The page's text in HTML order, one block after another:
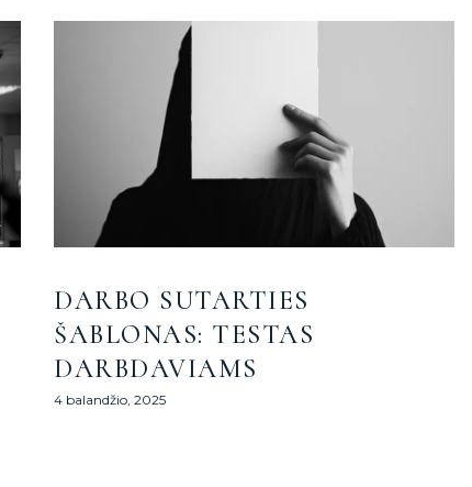
DARBO SUTARTIES
ŠABLONAS: TESTAS
DARBDAVIAMS
4 balandžio, 2025